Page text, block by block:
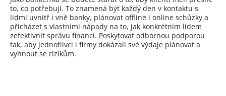
to, co potřebují. To znamená být každý den v kontaktu s
lidmi uvnitř i vně banky, plánovat offline i online schůzky a
přicházet s vlastními nápady na to, jak konkrétním lidem
zefektivnit správu financí. Poskytovat odbornou podporou
tak, aby jednotlivci i firmy dokázali své výdaje plánovat a
vyhnout se rizikům.